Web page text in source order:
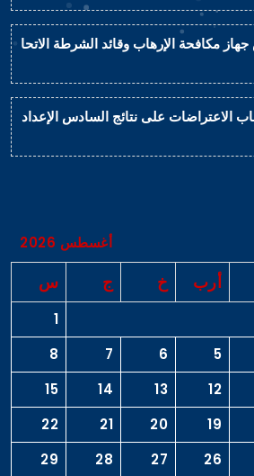
مكافحة الإرهاب وقائد الشرطة الاتحا
الاعتراضات على نتائج السادس الإعداد
أغسطس 2026
أرب خ ج س
1
5
6
7
8
12
13
14
15
19
20
21
22
26
27
28
29